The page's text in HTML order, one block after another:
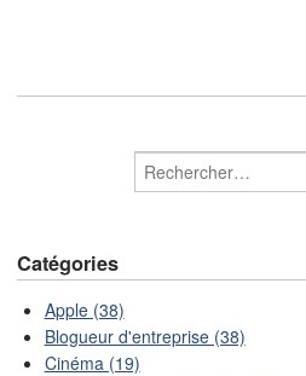
Catégories
Apple (38)
Blogueur d'entreprise (38)
Cinéma (19)